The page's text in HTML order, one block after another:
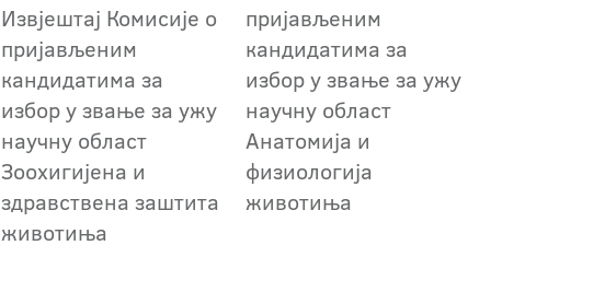
Извјештај Комисије о
пријављеним
кандидатима за
избор у звање за ужу
научну област
Зоохигијена и
здравствена заштита
животиња
пријављеним
кандидатима за
избор у звање за ужу
научну област
Анатомија и
физиологија
животиња